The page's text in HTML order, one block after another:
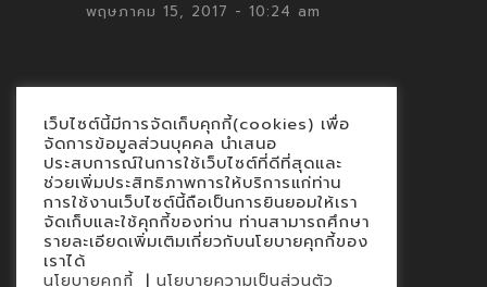
พฤษภาคม 15, 2017 - 10:24 am
Contact
นโยบายคุกกี้
นโยบายข้อมูลส่วนบุคคล
เว็บไซต์นี้มีการจัดเก็บคุกกี้(cookies) เพื่อ
จัดการข้อมูลส่วนบุคคล นำเสนอ
ประสบการณ์ในการใช้เว็บไซต์ที่ดีที่สุดและ
ช่วยเพิ่มประสิทธิภาพการให้บริการแก่ท่าน
การใช้งานเว็บไซต์นี้ถือเป็นการยินยอมให้เรา
จัดเก็บและใช้คุกกี้ของท่าน ท่านสามารถศึกษา
รายละเอียดเพิ่มเติมเกี่ยวกับนโยบายคุกกี้ของ
เราได้
นโยบายคุกกี้ | นโยบายความเป็นส่วนตัว